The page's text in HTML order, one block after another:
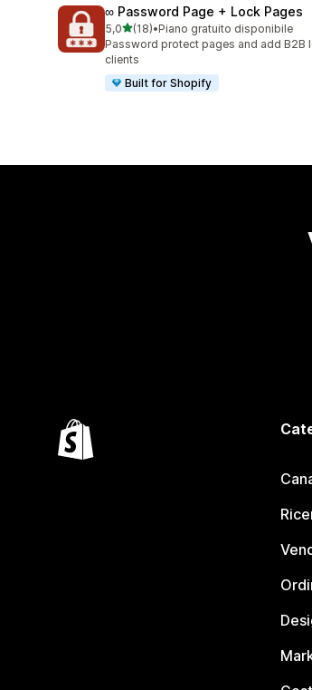
∞ Password Page + Lock Pages
5,0stelle su 5
(18)
18 recensioni totali
•Piano gratuito disponibile
Password protect pages and add B2B
clients
Built for Shopify